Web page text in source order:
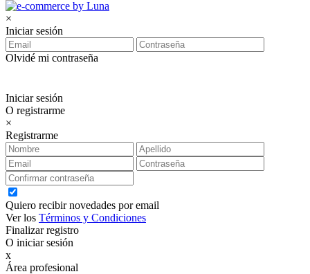
×
Iniciar sesión
Olvidé mi contraseña
Iniciar sesión
O registrarme
×
Registrarme
Quiero recibir novedades por email
Ver los Términos y Condiciones
Finalizar registro
O iniciar sesión
x
Área profesional